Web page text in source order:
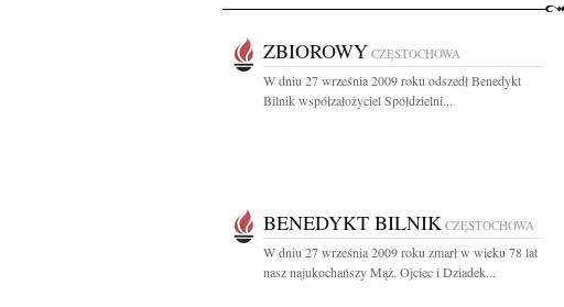
ZBIOROWY CZĘSTOCHOWA
W dniu 27 września 2009 roku odszedł Benedykt
Bilnik współzałożyciel Spółdzielni...
BENEDYKT BILNIK CZĘSTOCHOWA
W dniu 27 września 2009 roku zmarł w wieku 78 lat
nasz najukochańszy Mąż, Ojciec i Dziadek...